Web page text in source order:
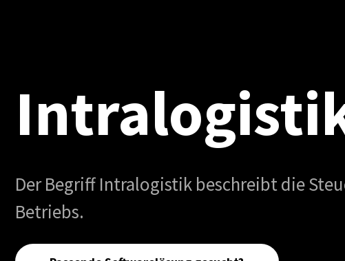
Der Begriff Intralogistik beschreibt die
Betriebs.